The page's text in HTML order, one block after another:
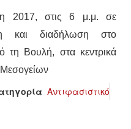
2017, στις 6 μ.μ. σε
και διαδήλωση στο
τη Βουλή, στα κεντρικά
Αντιφασιστικό